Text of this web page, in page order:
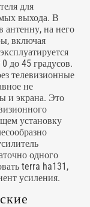
для
выхода. В
антенну, на него
включая
до 45 градусов.
телевизионные
не
и экрана. Это
установку
одного
terra ha131,
усиления.